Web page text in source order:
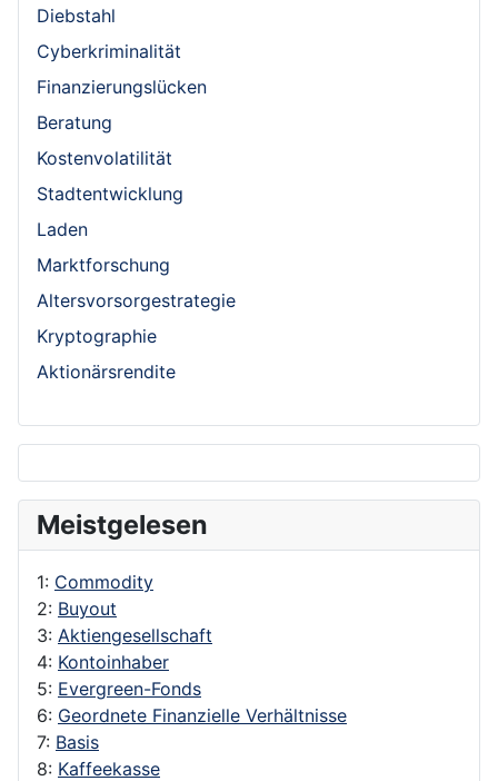
Diebstahl
Cyberkriminalität
Finanzierungslücken
Beratung
Kostenvolatilität
Stadtentwicklung
Laden
Marktforschung
Altersvorsorgestrategie
Kryptographie
Aktionärsrendite
Meistgelesen
1: Commodity
2: Buyout
3: Aktiengesellschaft
4: Kontoinhaber
5: Evergreen-Fonds
6: Geordnete Finanzielle Verhältnisse
7: Basis
8: Kaffeekasse